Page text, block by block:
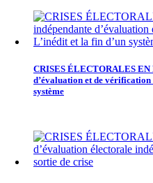
CRISES ÉLECTORALES
d’évaluation et de
système